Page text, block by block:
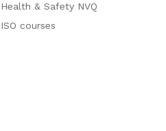
Health & Safety NVQ
ISO courses